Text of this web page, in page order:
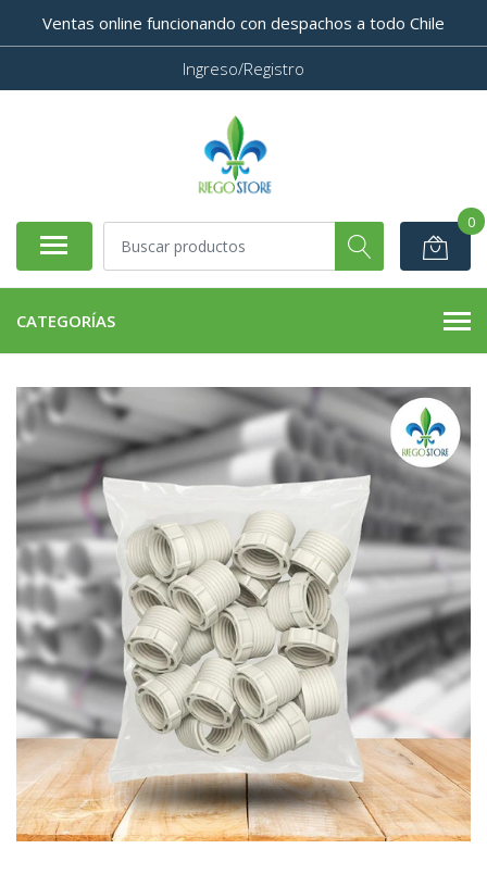
Ventas online funcionando con despachos a todo Chile
Ingreso/Registro
0
CATEGORÍAS